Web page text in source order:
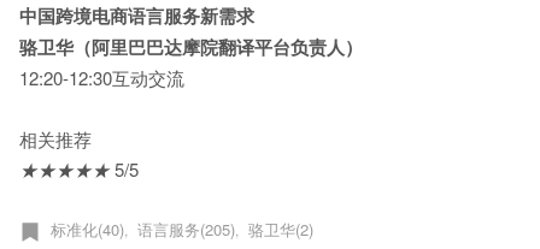
中国跨境电商语言服务新需求
骆卫华（阿里巴巴达摩院翻译平台负责人）
12:20-12:30互动交流
相关推荐
★★★★★5/5
标准化(40) 语言服务(205) 骆卫华(2)